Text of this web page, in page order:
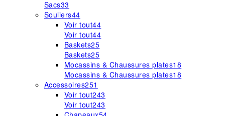
Sacs33
Souliers44
Voir tout44
Voir tout44
Baskets25
Baskets25
Mocassins & Chaussures plates18
Mocassins & Chaussures plates18
Accessoires251
Voir tout243
Voir tout243